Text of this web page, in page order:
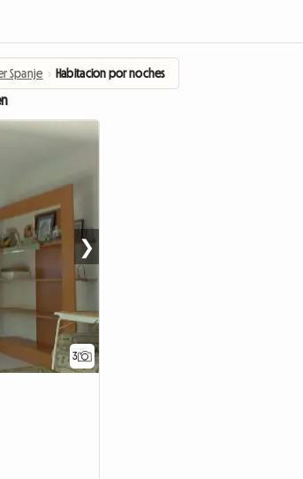
Spanje › Habitacion por noches
3
❯